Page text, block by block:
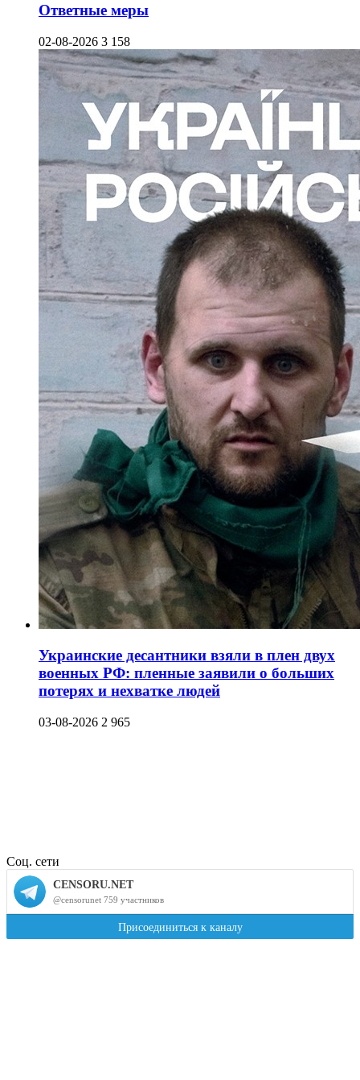
Ответные меры
02-08-2026 3 158
Украинские десантники взяли в плен двух
военных РФ: пленные заявили о больших
потерях и нехватке людей
03-08-2026 2 965
Соц. сети